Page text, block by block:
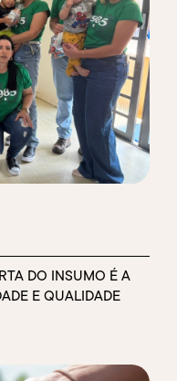
DO INSUMO É A
E QUALIDADE